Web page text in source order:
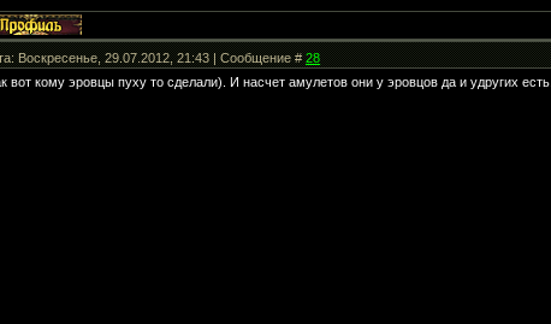
Воскресенье, 29.07.2012, 21:43 | Сообщение #28
вот кому эровцы пуху то сделали). И насчет амулетов они у эровцов да и удругих есть.